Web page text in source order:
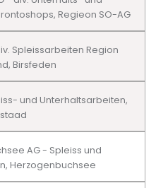
Regieon SO-AG
Spleissarbeiten Region
Birsfeden
und Unterhaltsarbeiten,
AG - Spleiss und
Herzogenbuchsee